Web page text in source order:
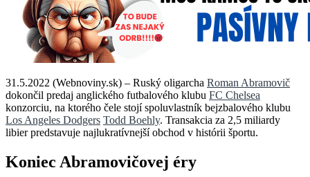
31.5.2022 (Webnoviny.sk) – Ruský oligarcha Roman Abramovič
dokončil predaj anglického futbalového klubu FC Chelsea
konzorciu, na ktorého čele stojí spoluvlastník bejzbalového klubu
Los Angeles Dodgers Todd Boehly. Transakcia za 2,5 miliardy
libier predstavuje najlukratívnejší obchod v histórii športu.
Koniec Abramovičovej éry